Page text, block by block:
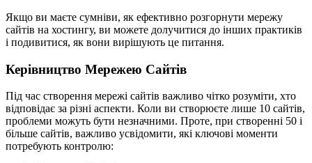
Якщо ви маєте сумніви, як ефективно розгорнути мережу
сайтів на хостингу, ви можете долучитися до інших практиків
і подивитися, як вони вирішують це питання.
Керівництво Мережею Сайтів
Під час створення мережі сайтів важливо чітко розуміти, хто
відповідає за різні аспекти. Коли ви створюєте лише 10 сайтів,
проблеми можуть бути незначними. Проте, при створенні 50 і
більше сайтів, важливо усвідомити, які ключові моменти
потребують контролю: